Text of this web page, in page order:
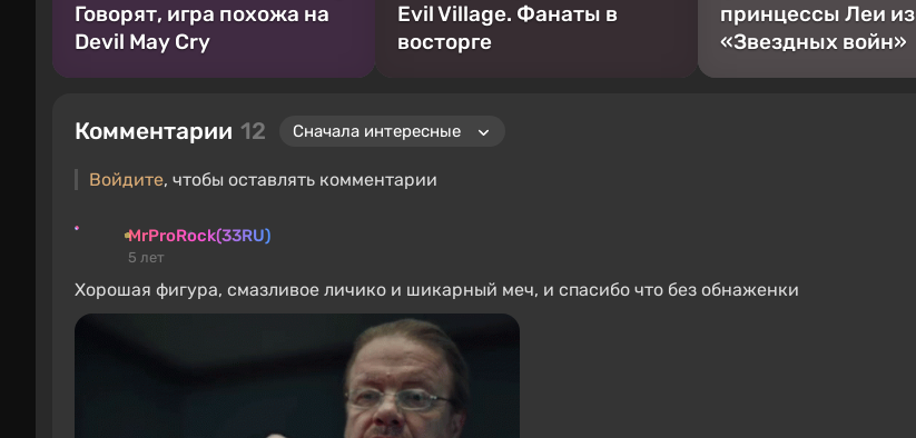
Говорят, игра похожа на
Devil May Cry
Evil Village. Фанаты в
восторге
принцессы Леи из
«Звездных войн»
Комментарии 12
Войдите, чтобы оставлять комментарии
MrProRock(33RU)
5 лет
Хорошая фигура, смазливое личико и шикарный меч, и спасибо что без обнаженки